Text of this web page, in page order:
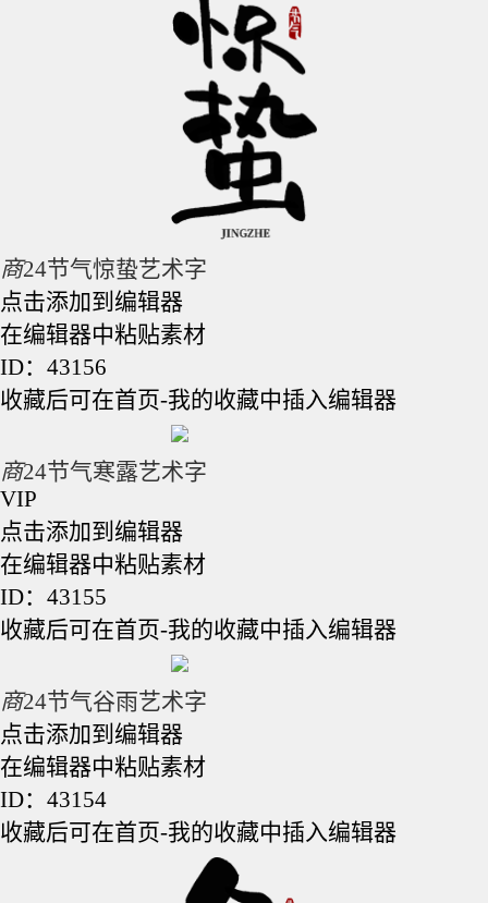
商24节气惊蛰艺术字
点击添加到编辑器
在编辑器中粘贴素材
ID：43156
收藏后可在首页-我的收藏中插入编辑器
商24节气寒露艺术字
VIP
点击添加到编辑器
在编辑器中粘贴素材
ID：43155
收藏后可在首页-我的收藏中插入编辑器
商24节气谷雨艺术字
点击添加到编辑器
在编辑器中粘贴素材
ID：43154
收藏后可在首页-我的收藏中插入编辑器